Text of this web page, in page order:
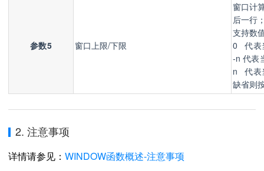
参数5 窗口上限/下限
窗口计
后一行
支持数
0 代表
-n 代表
n 代表
缺省则
2. 注意事项
详情请参见： WINDOW函数概述-注意事项